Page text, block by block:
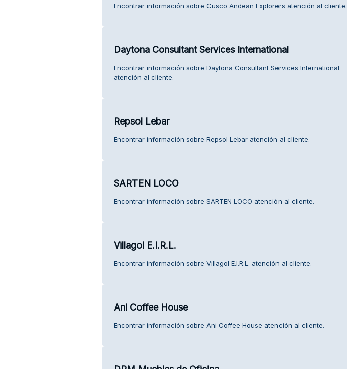
Encontrar información sobre Cusco Andean Explorers atención al cliente.
Daytona Consultant Services International
Encontrar información sobre Daytona Consultant Services International
atención al cliente.
Repsol Lebar
Encontrar información sobre Repsol Lebar atención al cliente.
SARTEN LOCO
Encontrar información sobre SARTEN LOCO atención al cliente.
Villagol E.I.R.L.
Encontrar información sobre Villagol E.I.R.L. atención al cliente.
Ani Coffee House
Encontrar información sobre Ani Coffee House atención al cliente.